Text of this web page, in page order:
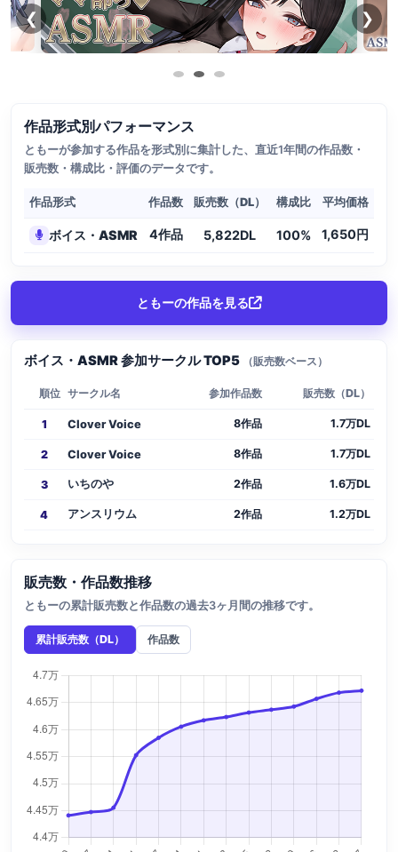
❮ ❯
作品形式別パフォーマンス
ともーが参加する作品を形式別に集計した、直近1年間の作品数・
販売数・構成比・評価のデータです。
作品形式 作品数 販売数（DL） 構成比 平均価格
ボイス・ASMR 4作品 5,822DL 100% 1,650円
ともーの作品を見る
ボイス・ASMR 参加サークル TOP5 （販売数ベース）
順位 サークル名 参加作品数 販売数（DL）
1 Clover Voice 8作品 1.7万DL
2 Clover Voice 8作品 1.7万DL
3 いちのや 2作品 1.6万DL
4 アンスリウム 2作品 1.2万DL
販売数・作品数推移
ともーの累計販売数と作品数の過去3ヶ月間の推移です。
累計販売数（DL） 作品数